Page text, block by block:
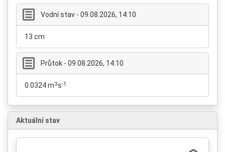
Vodní stav - 09.08.2026, 14:10
13 cm
Průtok - 09.08.2026, 14:10
0.0324 m3s-1
Aktuální stav